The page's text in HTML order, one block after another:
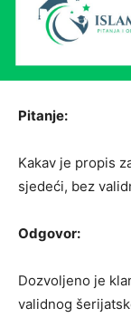
Pitanje:
Kakav je propis
sjedeći, bez
Odgovor:
Dozvoljeno je
validnog